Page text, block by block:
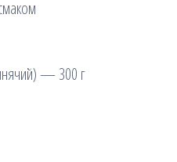
— 300 г